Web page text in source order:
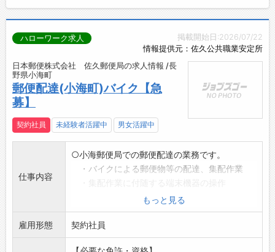
掲載開始日:2026/07/22
情報提供元：佐久公共職業安定所
ハローワーク求人
日本郵便株式会社 佐久郵便局の求人情報 /長
野県小海町
郵便配達(小海町)バイク【急
募】
契約社員 未経験者活躍中 男女活躍中
仕事内容
○小海郵便局での郵便配達の業務です。
・バイクによる郵便物等の配達、集配作業
・郵便商品(ハガキ、切手等)の営業、販売
*長期間勤務できる方を募集しております。
(半年毎に昇給の可能性あり)
*正社員登用もあります。(詳細は面接で説明
もっと見る
雇用形態 契約社員